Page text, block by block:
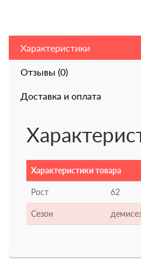
Характеристики
Отзывы (0)
Доставка и оплата
Характеристики товара
Рост 62
Сезон